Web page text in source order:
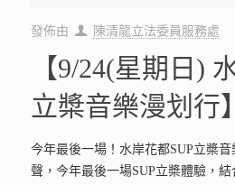
發佈由 陳清龍立法委員服務處
【9/24(星期日)
立槳音樂漫划行】
今年最後一場！水岸花都SUP立槳
聲，今年最後一場SUP立槳體驗，